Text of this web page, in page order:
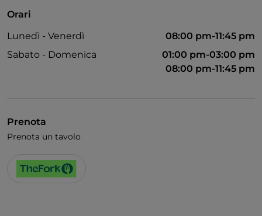
Orari
Lunedì - Venerdì
08:00 pm-11:45 pm
Sabato - Domenica
01:00 pm-03:00 pm
08:00 pm-11:45 pm
Prenota
Prenota un tavolo